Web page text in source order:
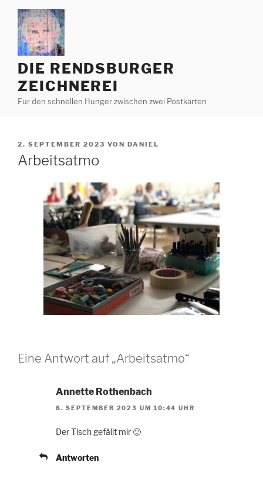
Zum
Inhalt
springen
DIE RENDSBURGER
ZEICHNEREI
Für den schnellen Hunger zwischen zwei Postkarten
VERÖFFENTLICHT
AM
2. SEPTEMBER 2023 VON DANIEL
Arbeitsatmo
Eine Antwort auf „Arbeitsatmo“
Annette Rothenbach
8. SEPTEMBER 2023 UM 10:44 UHR
Der Tisch gefällt mir 🙂
Antworten